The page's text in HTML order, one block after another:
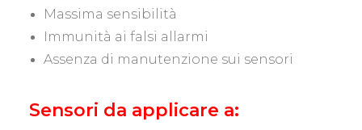
Massima sensibilità
Immunità ai falsi allarmi
Assenza di manutenzione sui sensori
Sensori da applicare a: